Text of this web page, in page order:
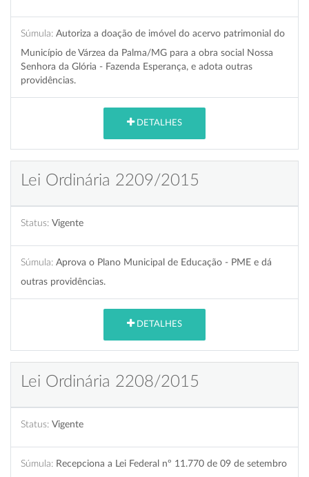
Súmula: Autoriza a doação de imóvel do acervo patrimonial do
Município de Várzea da Palma/MG para a obra social Nossa
Senhora da Glória - Fazenda Esperança, e adota outras
providências.
DETALHES
Lei Ordinária 2209/2015
Status: Vigente
Súmula: Aprova o Plano Municipal de Educação - PME e dá
outras providências.
DETALHES
Lei Ordinária 2208/2015
Status: Vigente
Súmula: Recepciona a Lei Federal nº 11.770 de 09 de setembro